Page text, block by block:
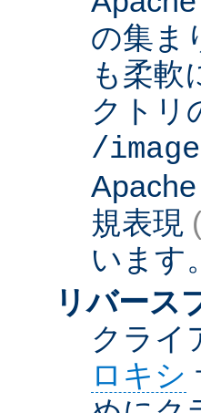
の集ま
も柔軟
クトリ
/
規表現 (
います。
リバース
クライ
ロキシ